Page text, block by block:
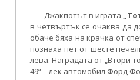
Джакпотът в играта
в четвъртък се очаква да
обаче бяха на крачка от
познаха пет от шесте
лева. Наградата от „Втори
49“ – лек автомобил Форд